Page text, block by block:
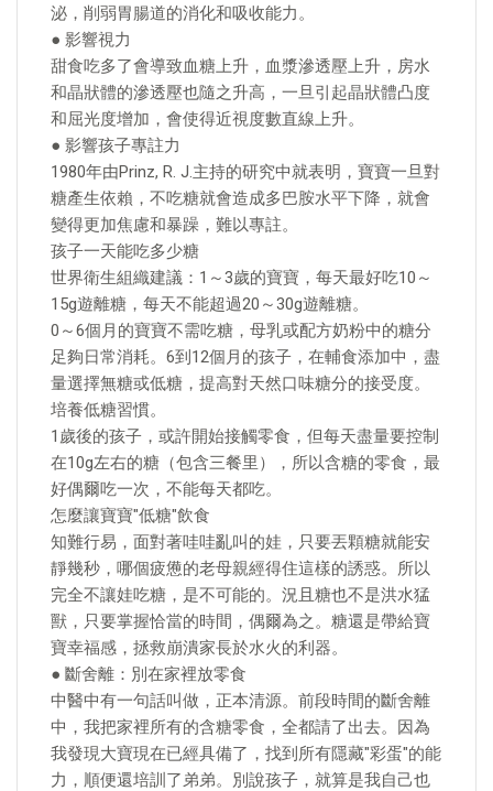
泌，削弱胃腸道的消化和吸收能力。
● 影響視力
甜食吃多了會導致血糖上升，血漿滲透壓上升，房水
和晶狀體的滲透壓也隨之升高，一旦引起晶狀體凸度
和屈光度增加，會使得近視度數直線上升。
● 影響孩子專註力
1980年由Prinz, R. J.主持的研究中就表明，寶寶一旦對
糖產生依賴，不吃糖就會造成多巴胺水平下降，就會
變得更加焦慮和暴躁，難以專註。
孩子一天能吃多少糖
世界衛生組織建議：1～3歲的寶寶，每天最好吃10～
15g遊離糖，每天不能超過20～30g遊離糖。
0～6個月的寶寶不需吃糖，母乳或配方奶粉中的糖分
足夠日常消耗。6到12個月的孩子，在輔食添加中，盡
量選擇無糖或低糖，提高對天然口味糖分的接受度。
培養低糖習慣。
1歲後的孩子，或許開始接觸零食，但每天盡量要控制
在10g左右的糖（包含三餐里），所以含糖的零食，最
好偶爾吃一次，不能每天都吃。
怎麼讓寶寶"低糖"飲食
知難行易，面對著哇哇亂叫的娃，只要丟顆糖就能安
靜幾秒，哪個疲憊的老母親經得住這樣的誘惑。所以
完全不讓娃吃糖，是不可能的。況且糖也不是洪水猛
獸，只要掌握恰當的時間，偶爾為之。糖還是帶給寶
寶幸福感，拯救崩潰家長於水火的利器。
● 斷舍離：別在家裡放零食
中醫中有一句話叫做，正本清源。前段時間的斷舍離
中，我把家裡所有的含糖零食，全都請了出去。因為
我發現大寶現在已經具備了，找到所有隱藏"彩蛋"的能
力，順便還培訓了弟弟。別說孩子，就算是我自己也